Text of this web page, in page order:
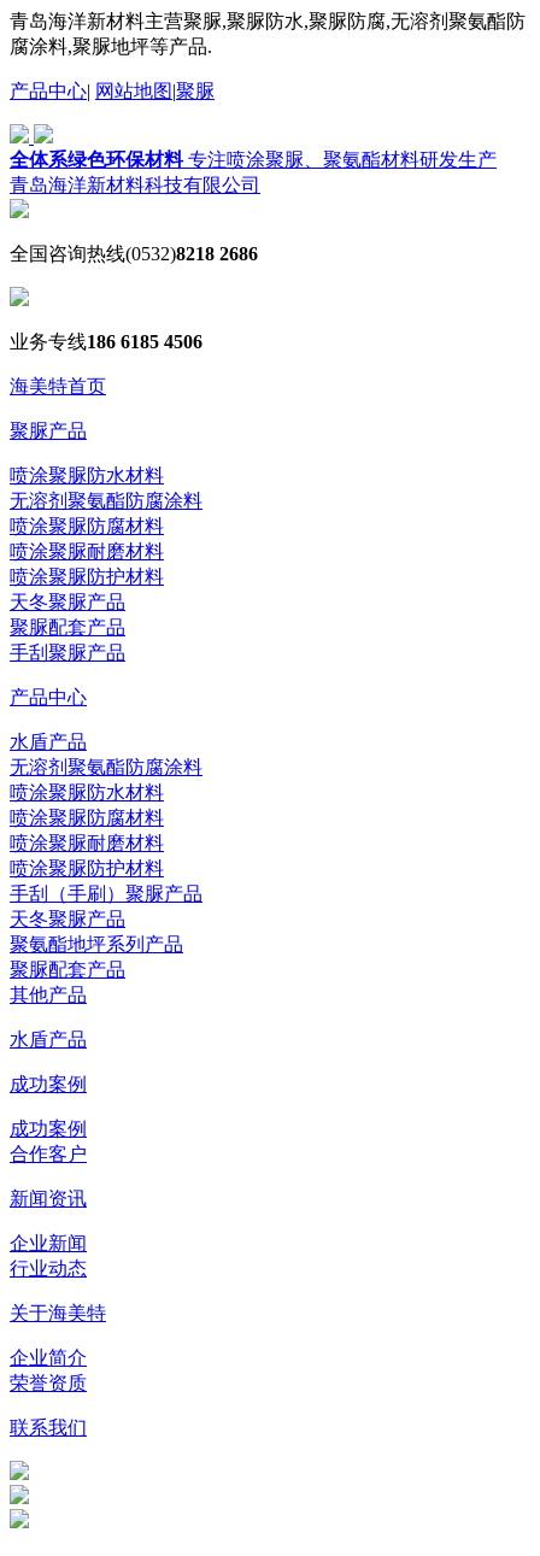
青岛海洋新材料主营聚脲,聚脲防水,聚脲防腐,无溶剂聚氨酯防
腐涂料,聚脲地坪等产品.
产品中心| 网站地图|聚脲
全体系绿色环保材料专注喷涂聚脲、聚氨酯材料研发生产
青岛海洋新材料科技有限公司
全国咨询热线(0532)8218 2686
业务专线186 6185 4506
海美特首页
聚脲产品
喷涂聚脲防水材料
无溶剂聚氨酯防腐涂料
喷涂聚脲防腐材料
喷涂聚脲耐磨材料
喷涂聚脲防护材料
天冬聚脲产品
聚脲配套产品
手刮聚脲产品
产品中心
水盾产品
无溶剂聚氨酯防腐涂料
喷涂聚脲防水材料
喷涂聚脲防腐材料
喷涂聚脲耐磨材料
喷涂聚脲防护材料
手刮（手刷）聚脲产品
天冬聚脲产品
聚氨酯地坪系列产品
聚脲配套产品
其他产品
水盾产品
成功案例
成功案例
合作客户
新闻资讯
企业新闻
行业动态
关于海美特
企业简介
荣誉资质
联系我们